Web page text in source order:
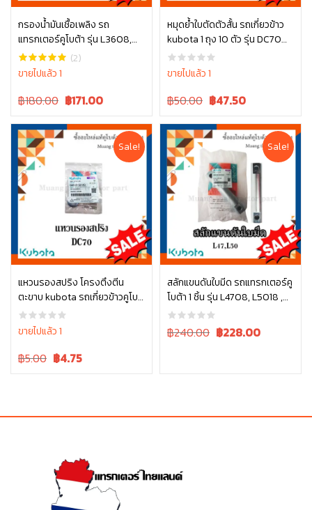
กรองน้ำมันเชื้อเพลิง รถ
แทรกเตอร์คูโบต้า รุ่น L3608,
L4018, L4508, L4708, L5018,
M6040 W9501-21010B
(2)
ขายไปแล้ว 1
Original
was:
฿180.00.
฿180.00 Current
is:
฿180.00.
฿171.00
หยิบใส่ตะกร้า
หมุดย้ำใบตัดตัวสั้น รถเกี่ยวข้าว
kubota 1 ถุง 10 ตัว รุ่น DC70
5T072-51380
ขายไปแล้ว 1
Original
was:
฿50.00.
฿50.00 Current
is:
฿50.00.
฿47.50
หยิบใส่ตะกร้า
Sale!
แหวนรองสปริง โครงตึงตีน
ตะขาบ kubota รถเกี่ยวข้าวคูโบต้
า รุ่น DC70 04512-50140
ขายไปแล้ว 1
Original
฿5.00 Current
฿4.75
หยิบใส่ตะกร้า
Sale!
สลักแขนดันใบมีด รถแทรกเตอร์คู
โบต้า 1 ชิ้น รุ่น L4708, L5018 ,
W9558-52102
Original
฿240.00 Current
฿228.00
หยิบใส่ตะกร้า